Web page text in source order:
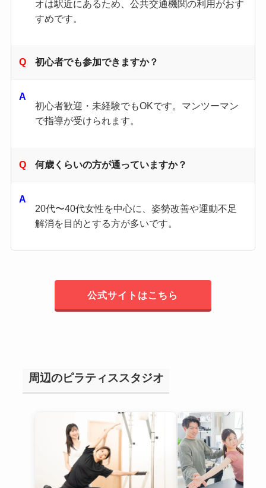
オは駅近にあるため、公共交通機関の利用がおす
すめです。
初心者でも参加できますか？
初心者歓迎・未経験でもOKです。マンツーマン
で指導が受けられます。
何歳くらいの方が通っていますか？
20代〜40代女性を中心に、姿勢改善や運動不足
解消を目的とする方が多いです。
公式サイトはこちら
周辺のピラティススタジオ